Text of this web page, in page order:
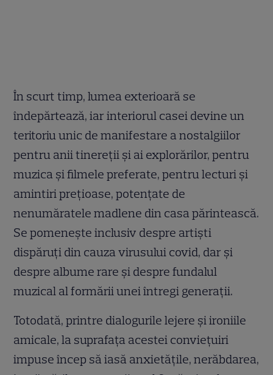
În scurt timp, lumea exterioară se
îndepărtează, iar interiorul casei devine un
teritoriu unic de manifestare a nostalgiilor
pentru anii tinereții și ai explorărilor, pentru
muzica și filmele preferate, pentru lecturi și
amintiri prețioase, potențate de
nenumăratele madlene din casa părintească.
Se pomenește inclusiv despre artiști
dispăruți din cauza virusului covid, dar și
despre albume rare și despre fundalul
muzical al formării unei întregi generații.
Totodată, printre dialogurile lejere și ironiile
amicale, la suprafața acestei conviețuiri
impuse încep să iasă anxietățile, nerăbdarea,